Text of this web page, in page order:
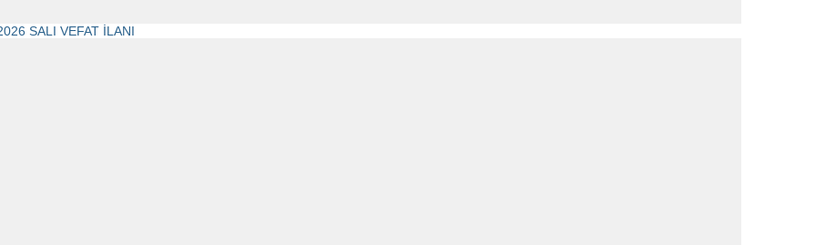
SALI VEFAT İLANI